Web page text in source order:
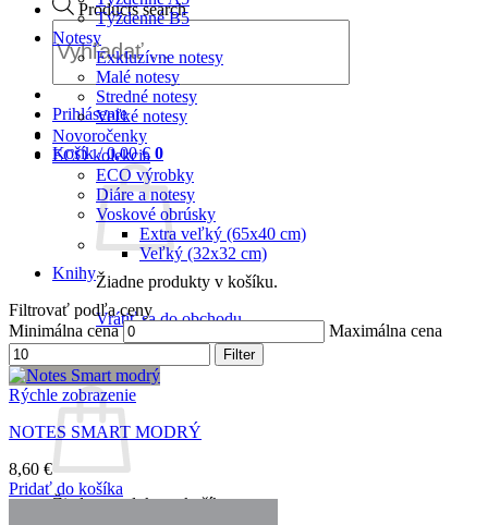
Products search
Prihlásenie
Košík /0,00€ 0
Žiadne produkty v košíku.
Vrátiť sa do obchodu
Košík
Žiadne produkty v košíku.
Týždenné B5
Notesy
Exkluzívne notesy
Malé notesy
Stredné notesy
Veľké notesy
Novoročenky
ECO kolekcia
ECO výrobky
Diáre a notesy
Voskové obrúsky
Extra veľký (65x40 cm)
Veľký (32x32 cm)
Knihy
Filtrovať podľa ceny
Minimálna cena
Maximálna cena
Filter
Rýchle zobrazenie
NOTES SMART MODRÝ
8,60 €
Pridať do košíka